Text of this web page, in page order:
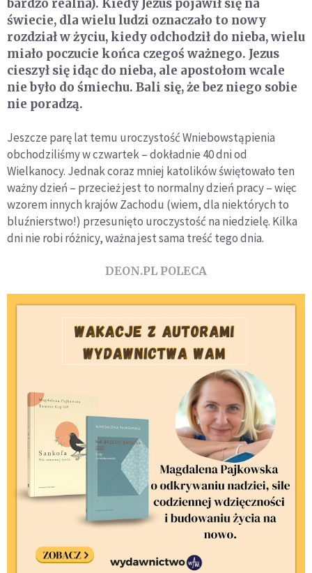
bardzo realna). Kiedy Jezus pojawił się na
świecie, dla wielu ludzi oznaczało to nowy
rozdział w życiu, kiedy odchodził do nieba, wielu
miało poczucie końca czegoś ważnego. Jezus
cieszył się idąc do nieba, ale apostołom wcale
nie było do śmiechu. Bali się, że bez niego sobie
nie poradzą.
Jeszcze parę lat temu uroczystość Wniebowstąpienia
obchodziliśmy w czwartek – dokładnie 40 dni od
Wielkanocy. Jednak coraz mniej katolików świętowało ten
ważny dzień – przecież jest to normalny dzień pracy – więc
wzorem innych krajów Zachodu (wiem, dla niektórych to
bluźnierstwo!) przesunięto uroczystość na niedzielę. Kilka
dni nie robi różnicy, ważna jest sama treść tego dnia.
DEON.PL POLECA